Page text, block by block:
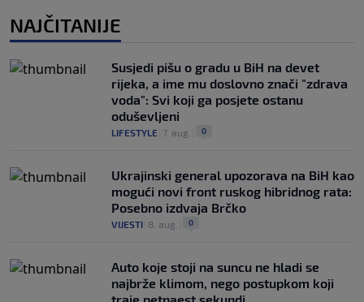
NAJČITANIJE
Susjedi pišu o gradu u BiH na devet
rijeka, a ime mu doslovno znači "zdrava
voda": Svi koji ga posjete ostanu
oduševljeni
LIFESTYLE 7. aug. 0
Ukrajinski general upozorava na BiH kao
mogući novi front ruskog hibridnog rata:
Posebno izdvaja Brčko
VIJESTI 8. aug. 0
Auto koje stoji na suncu ne hladi se
najbrže klimom, nego postupkom koji